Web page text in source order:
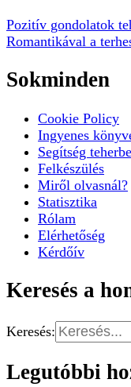
Pozitív gondolatok
Romantikával a
Sokminden
Cookie Policy
Ingyenes
Segítség
Felkészülés
Miről olvasnál?
Statisztika
Rólam
Elérhetőség
Kérdőív
Keresés a
Keresés:
Legutóbbi